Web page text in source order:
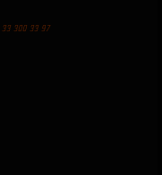
33 300 33 97